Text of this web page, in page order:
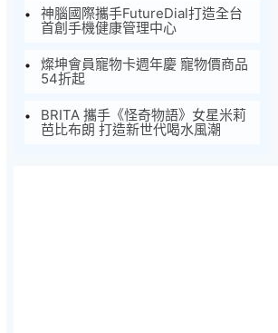
神腦國際攜手FutureDial打造全台
首創手機健康管理中心
燦坤會員寵物卡週年慶 寵物價商品
54折起
BRITA 攜手《怪奇物語》女星米莉
芭比布朗 打造新世代喝水風潮